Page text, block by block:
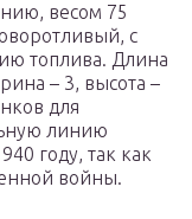
весом 75
с
топлива. Длина
– 3, высота –
для
линию
году, так как
войны.